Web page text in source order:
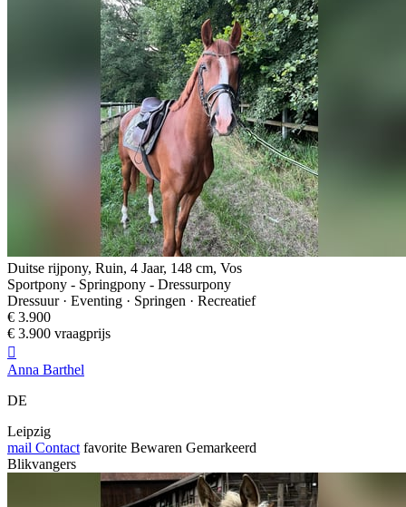
Duitse rijpony, Ruin, 4 Jaar, 148 cm, Vos
Sportpony - Springpony - Dressurpony
Dressuur · Eventing · Springen · Recreatief
€ 3.900
€ 3.900 vraagprijs

Anna Barthel
DE
Leipzig
mail Contact favorite Bewaren Gemarkeerd
Blikvangers